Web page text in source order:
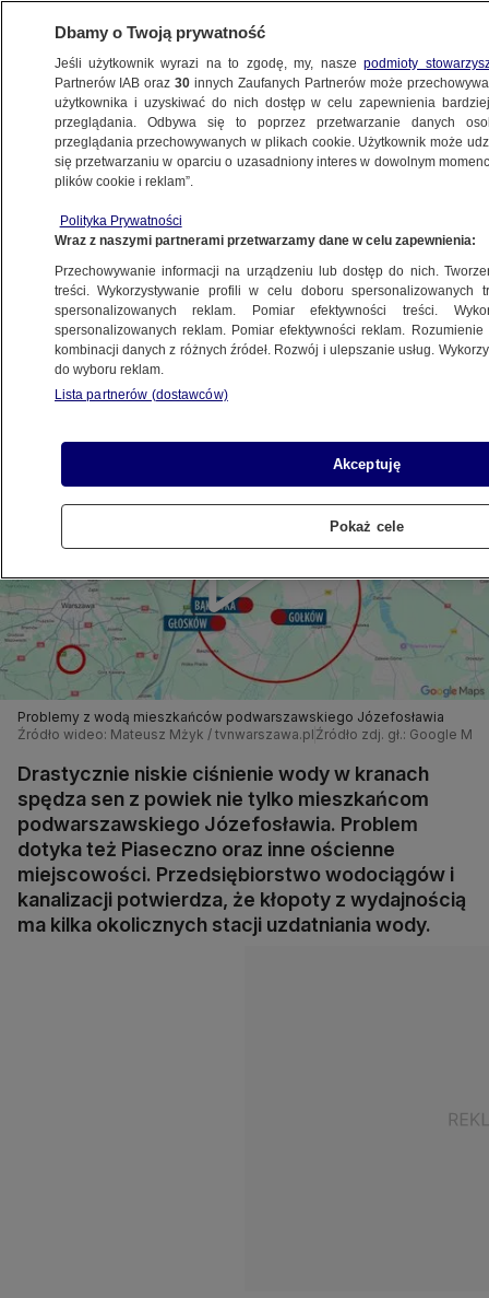
WARSZAWA
OKOLICE
nie tylko największa wieś w Polsce
Dariusz Gałązka
7.05.2026, 13:33
Posłuchaj artykułu
Czyta lektor AI
Problemy z wodą mieszkańców podwarszawskiego Józefosławia
Źródło wideo: Mateusz Mżyk / tvnwarszawa.pl Źródło zdj. gł.: Google
Drastycznie niskie ciśnienie wody w kranach
spędza sen z powiek nie tylko mieszkańcom
podwarszawskiego Józefosławia. Problem
dotyka też Piaseczno oraz inne ościenne
miejscowości. Przedsiębiorstwo wodociągów i
kanalizacji potwierdza, że kłopoty z wydajnością
ma kilka okolicznych stacji uzdatniania wody.
Dbamy o Twoją prywatność
Jeśli użytkownik wyrazi na to zgodę, my, naszepodmioty
Partnerów IAB oraz30 innych Zaufanych Partnerów może
użytkownika i uzyskiwać do nich dostęp w celu zapewnienia
przeglądania. Odbywa się to poprzez przetwarzanie danych
przeglądania przechowywanych w plikach cookie. Użytkownik może
się przetwarzaniu w oparciu o uzasadniony interes w dowolnym
plików cookie i reklam”.
Polityka Prywatności
Wraz z naszymi partnerami przetwarzamy dane w celu zapewnienia:
Przechowywanie informacji na urządzeniu lub dostęp do nich.
treści. Wykorzystywanie profili w celu doboru spersonalizowanych
spersonalizowanych reklam. Pomiar efektywności treści.
spersonalizowanych reklam. Pomiar efektywności reklam.
kombinacji danych z różnych źródeł. Rozwój i ulepszanie usług.
do wyboru reklam.
Lista partnerów (dostawców)
Akceptuję
Pokaż cele